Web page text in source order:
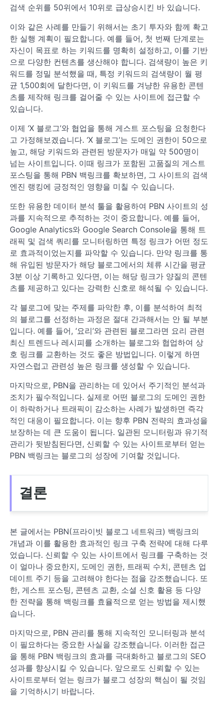
검색 순위를 50위에서 10위로 급상승시킨 바 있습니다.
이와 같은 사례를 만들기 위해서는 초기 투자와 함께 확고
한 실행 계획이 필요합니다. 예를 들어, 첫 번째 단계로는
자신이 목표로 하는 키워드를 명확히 설정하고, 이를 기반
으로 다양한 컨텐츠를 생산해야 합니다. 검색량이 높은 키
워드를 정밀 분석했을 때, 특정 키워드의 검색량이 월 평
균 1,500회에 달한다면, 이 키워드를 겨냥한 유용한 콘텐
츠를 제작해 링크를 걸어줄 수 있는 사이트에 접근할 수
있습니다.
이제 ‘X 블로그’와 협업을 통해 게스트 포스팅을 요청한다
고 가정해보겠습니다. ‘X 블로그’는 도메인 권한이 50으로
높고, 해당 키워드와 관련된 방문자가 매일 약 500명이
넘는 사이트입니다. 이때 링크가 포함된 고품질의 게스트
포스팅을 통해 PBN 백링크를 확보하면, 그 사이트의 검색
엔진 랭킹에 긍정적인 영향을 미칠 수 있습니다.
또한 유용한 데이터 분석 툴을 활용하여 PBN 사이트의 성
과를 지속적으로 추적하는 것이 중요합니다. 예를 들어,
Google Analytics와 Google Search Console을 통해 트
래픽 및 검색 쿼리를 모니터링하면 특정 링크가 어떤 정도
로 효과적이었는지를 파악할 수 있습니다. 만약 링크를 통
해 유입된 방문자가 해당 블로그에서의 체류 시간을 평균
3분 이상 기록하고 있다면, 이는 해당 링크가 양질의 콘텐
츠를 제공하고 있다는 강력한 신호로 해석될 수 있습니다.
각 블로그에 맞는 주제를 파악한 후, 이를 분석하여 최적
의 블로그를 선정하는 과정은 절대 간과해서는 안 될 부분
입니다. 예를 들어, ‘요리’와 관련된 블로그라면 요리 관련
최신 트렌드나 레시피를 소개하는 블로그와 협업하여 상
호 링크를 교환하는 것도 좋은 방법입니다. 이렇게 하면
자연스럽고 관련성 높은 링크를 생성할 수 있습니다.
마지막으로, PBN을 관리하는 데 있어서 주기적인 분석과
조치가 필수적입니다. 실제로 어떤 블로그의 도메인 권한
이 하락하거나 트래픽이 감소하는 사례가 발생하면 즉각
적인 대응이 필요합니다. 이는 향후 PBN 전략의 효과성을
보장하는 데 큰 도움이 됩니다. 일관된 모니터링과 유기적
관리가 뒷받침된다면, 신뢰할 수 있는 사이트로부터 얻는
PBN 백링크는 블로그의 성장에 기여할 것입니다.
결론
본 글에서는 PBN(프라이빗 블로그 네트워크) 백링크의
개념과 이를 활용한 효과적인 링크 구축 전략에 대해 다루
었습니다. 신뢰할 수 있는 사이트에서 링크를 구축하는 것
이 얼마나 중요한지, 도메인 권한, 트래픽 수치, 콘텐츠 업
데이트 주기 등을 고려해야 한다는 점을 강조했습니다. 또
한, 게스트 포스팅, 콘텐츠 교환, 소셜 신호 활용 등 다양
한 전략을 통해 백링크를 효율적으로 얻는 방법을 제시했
습니다.
마지막으로, PBN 관리를 통해 지속적인 모니터링과 분석
이 필요하다는 중요한 사실을 강조했습니다. 이러한 접근
을 통해 PBN 백링크의 효과를 극대화하고 블로그의 SEO
성과를 향상시킬 수 있습니다. 앞으로도 신뢰할 수 있는
사이트로부터 얻는 링크가 블로그 성장의 핵심이 될 것임
을 기억하시기 바랍니다.